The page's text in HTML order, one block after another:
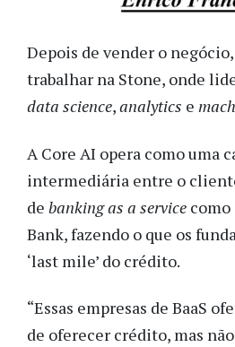
Depois de vender o
trabalhar na Stone, onde
data science,analytics e
A Core AI opera como uma
intermediária entre o
de banking as a service como
Bank, fazendo o que os
‘last mile’ do crédito.
“Essas empresas de BaaS
de oferecer crédito, mas